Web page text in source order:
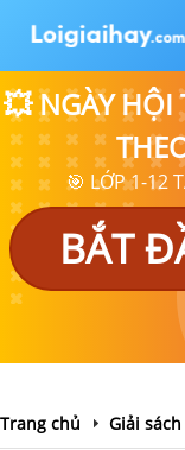
💥 NGÀY HỘI
🎯 LỚP 1-12
BẮT
Trang chủ Giải